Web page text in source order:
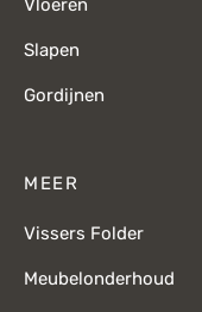
Vloeren
Slapen
Gordijnen
MEER
Vissers Folder
Meubelonderhoud